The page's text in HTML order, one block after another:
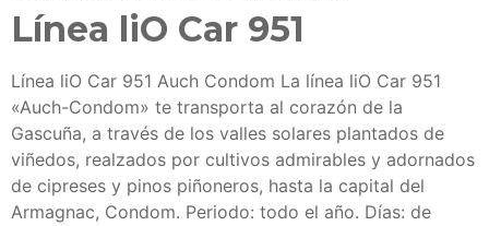
Línea liO Car 951
Línea liO Car 951 Auch Condom La línea liO Car 951
«Auch-Condom» te transporta al corazón de la
Gascuña, a través de los valles solares plantados de
viñedos, realzados por cultivos admirables y adornados
de cipreses y pinos piñoneros, hasta la capital del
Armagnac, Condom. Periodo: todo el año. Días: de